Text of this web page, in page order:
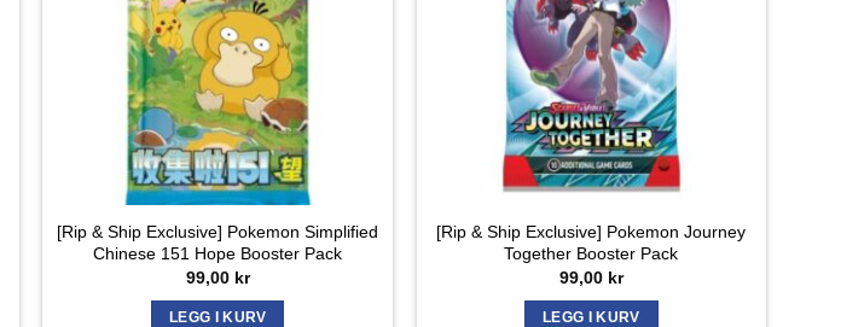
[Rip & Ship Exclusive] Pokemon Simplified
Chinese 151 Hope Booster Pack
99,00 kr
LEGG I KURV
[Rip & Ship Exclusive] Pokemon Journey
Together Booster Pack
99,00 kr
LEGG I KURV